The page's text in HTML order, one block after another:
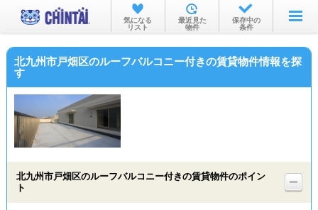
お部屋を探す
沿線・駅から
不動産会社から
気になる
リスト
最近見た
物件
保存中の
条件
北九州市戸畑区のルーフバルコニー付きの賃貸物件情報を探
す
北九州市戸畑区のルーフバルコニー付きの賃貸物件のポイン
ト